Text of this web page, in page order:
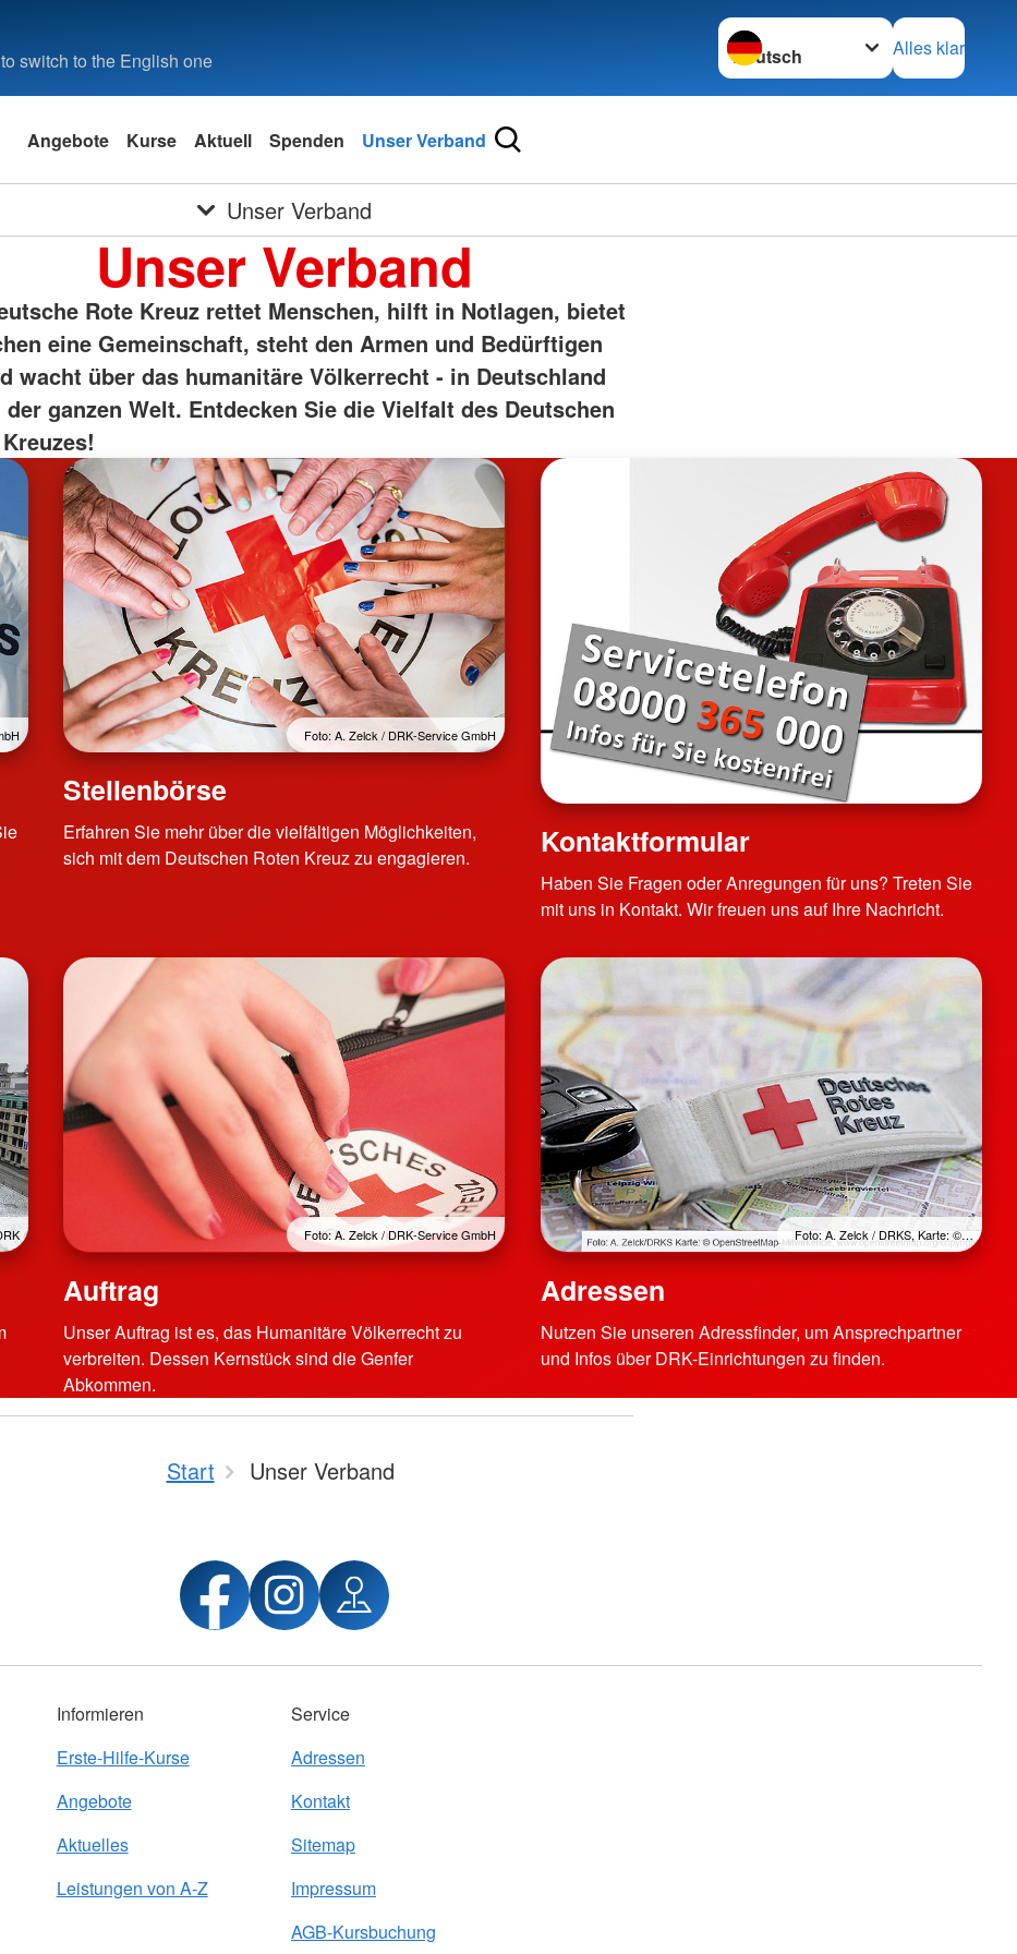
switch to the English one
Sprache wechseln zu
Alles klar
Angebote Kurse Aktuell Spenden Unser Verband
Unser Verband
Unser Verband
Rote Kreuz rettet Menschen, hilft in Notlagen, bietet
eine Gemeinschaft, steht den Armen und Bedürftigen
wacht über das humanitäre Völkerrecht - in Deutschland
ganzen Welt. Entdecken Sie die Vielfalt des Deutschen
Foto: A. Zelck / DRK-Service GmbH
Stellenbörse
Erfahren Sie mehr über die vielfältigen Möglichkeiten,
sich mit dem Deutschen Roten Kreuz zu engagieren.
Kontaktformular
Haben Sie Fragen oder Anregungen für uns? Treten Sie
mit uns in Kontakt. Wir freuen uns auf Ihre Nachricht.
Foto: A. Zelck / DRK-Service GmbH
Auftrag
Unser Auftrag ist es, das Humanitäre Völkerrecht zu
verbreiten. Dessen Kernstück sind die Genfer
Abkommen.
Foto: A. Zelck / DRKS, Karte: ©…
Adressen
Nutzen Sie unseren Adressfinder, um Ansprechpartner
und Infos über DRK-Einrichtungen zu finden.
Start Unser Verband
Informieren
Erste-Hilfe-Kurse
Angebote
Aktuelles
Leistungen von A-Z
Service
Adressen
Kontakt
Sitemap
Impressum
AGB-Kursbuchung